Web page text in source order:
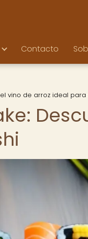
Contacto
vino de arroz ideal para